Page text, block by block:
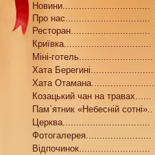
Новини................................
Про нас...............................
Ресторан.............................
Криївка................................
Міні-готель...........................
Хата Берегині.......................
Хата Отамана.......................
Козацький чан на травах......
Пам`ятник «Небесній сотні»..
Церква................................
Фотогалерея........................
Відпочинок..........................